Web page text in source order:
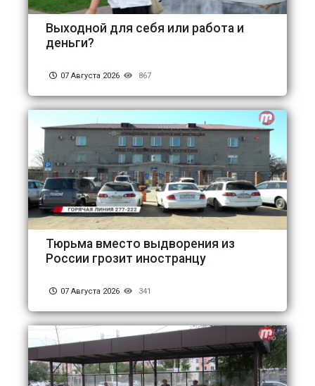
Выходной для себя или работа и
деньги?
07 Августа 2026 867
Тюрьма вместо выдворения из
России грозит иностранцу
07 Августа 2026 341